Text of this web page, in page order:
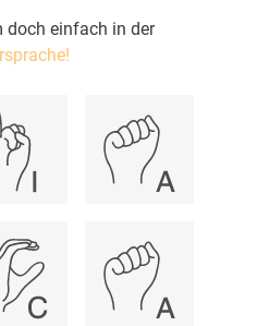
doch einfach in der